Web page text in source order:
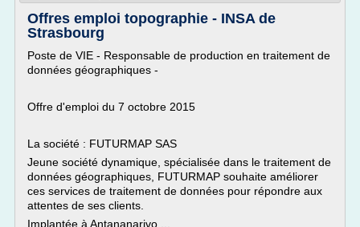
Offres emploi topographie - INSA de
Strasbourg
Poste de VIE - Responsable de production en traitement de
données géographiques -
Offre d'emploi du 7 octobre 2015
La société : FUTURMAP SAS
Jeune société dynamique, spécialisée dans le traitement de
données géographiques, FUTURMAP souhaite améliorer
ces services de traitement de données pour répondre aux
attentes de ses clients.
Implantée à Antananarivo ...